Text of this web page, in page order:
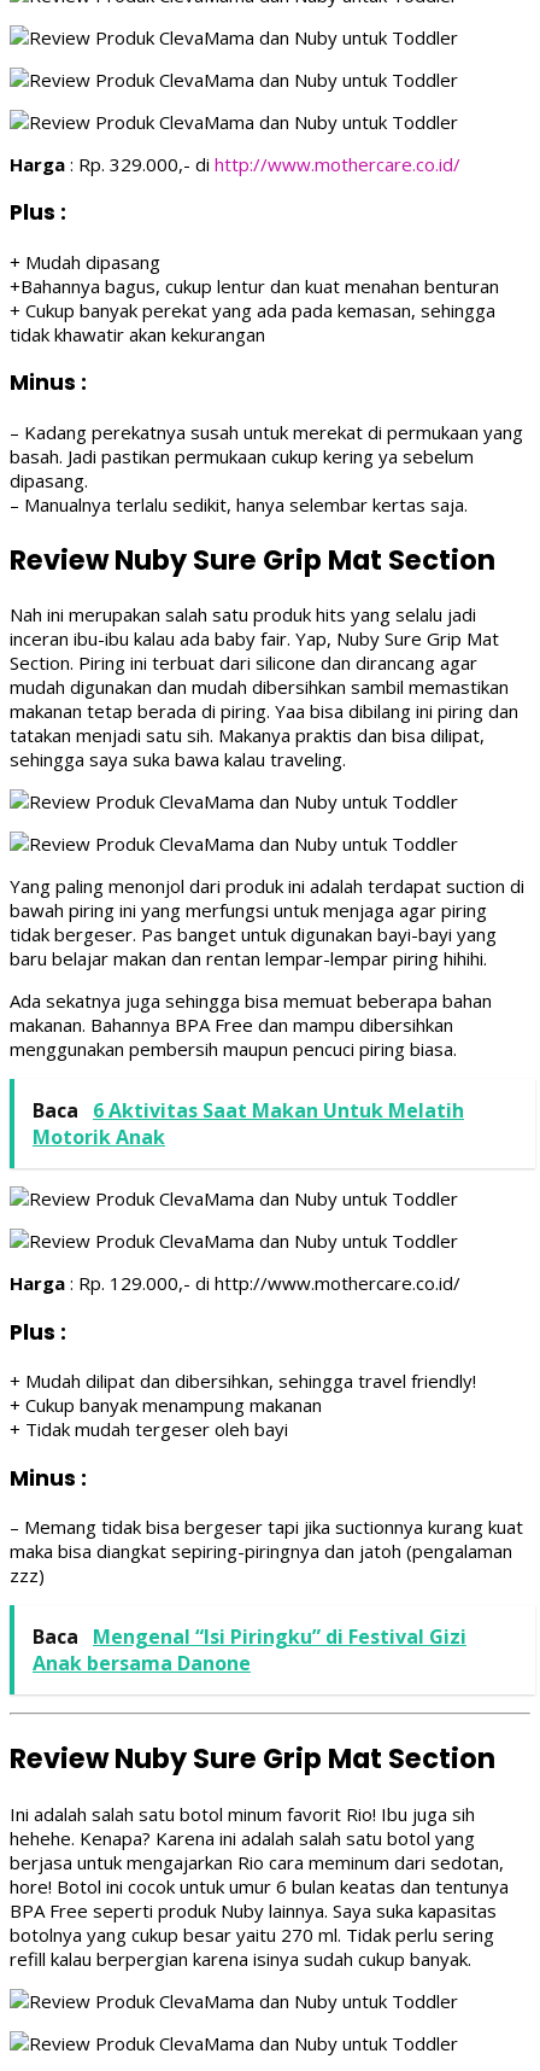
Harga : Rp. 329.000,- di http://www.mothercare.co.id/
Plus :
+ Mudah dipasang
+Bahannya bagus, cukup lentur dan kuat menahan benturan
+ Cukup banyak perekat yang ada pada kemasan, sehingga
tidak khawatir akan kekurangan
Minus :
– Kadang perekatnya susah untuk merekat di permukaan yang
basah. Jadi pastikan permukaan cukup kering ya sebelum
dipasang.
– Manualnya terlalu sedikit, hanya selembar kertas saja.
Review Nuby Sure Grip Mat Section
Nah ini merupakan salah satu produk hits yang selalu jadi
inceran ibu-ibu kalau ada baby fair. Yap, Nuby Sure Grip Mat
Section. Piring ini terbuat dari silicone dan dirancang agar
mudah digunakan dan mudah dibersihkan sambil memastikan
makanan tetap berada di piring. Yaa bisa dibilang ini piring dan
tatakan menjadi satu sih. Makanya praktis dan bisa dilipat,
sehingga saya suka bawa kalau traveling.
Yang paling menonjol dari produk ini adalah terdapat suction di
bawah piring ini yang merfungsi untuk menjaga agar piring
tidak bergeser. Pas banget untuk digunakan bayi-bayi yang
baru belajar makan dan rentan lempar-lempar piring hihihi.
Ada sekatnya juga sehingga bisa memuat beberapa bahan
makanan. Bahannya BPA Free dan mampu dibersihkan
menggunakan pembersih maupun pencuci piring biasa.
Baca
6 Aktivitas Saat Makan Untuk Melatih
Motorik Anak
Harga : Rp. 129.000,- di http://www.mothercare.co.id/
Plus :
+ Mudah dilipat dan dibersihkan, sehingga travel friendly!
+ Cukup banyak menampung makanan
+ Tidak mudah tergeser oleh bayi
Minus :
– Memang tidak bisa bergeser tapi jika suctionnya kurang kuat
maka bisa diangkat sepiring-piringnya dan jatoh (pengalaman
zzz)
Baca
Mengenal “Isi Piringku” di Festival Gizi
Anak bersama Danone
Review Nuby Sure Grip Mat Section
Ini adalah salah satu botol minum favorit Rio! Ibu juga sih
hehehe. Kenapa? Karena ini adalah salah satu botol yang
berjasa untuk mengajarkan Rio cara meminum dari sedotan,
hore! Botol ini cocok untuk umur 6 bulan keatas dan tentunya
BPA Free seperti produk Nuby lainnya. Saya suka kapasitas
botolnya yang cukup besar yaitu 270 ml. Tidak perlu sering
refill kalau berpergian karena isinya sudah cukup banyak.